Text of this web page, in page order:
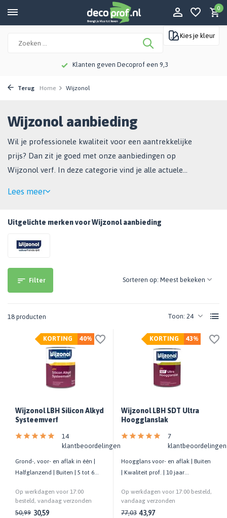
0
Kies je kleur
Meer dan 115 jaar kennis en ervaring
Terug Home Wijzonol
Wijzonol aanbieding
Wil je professionele kwaliteit voor een aantrekkelijke
prijs? Dan zit je goed met onze aanbiedingen op
Wijzonol verf. In deze categorie vind je alle actuele
Lees meer
Uitgelichte merken voor Wijzonol aanbieding
Filter
18 producten Toon:
Sorteren op:
40%
KORTING
Wijzonol LBH Silicon Alkyd
Systeemverf
14
klantbeoordelingen
Grond-, voor- en aflak in één |
Halfglanzend | Buiten | 5 tot 6
Op werkdagen voor 17:00
besteld, vandaag verzonden
50,99 30,59
43%
KORTING
Wijzonol LBH SDT Ultra
Hoogglanslak
7
klantbeoordelingen
Hoogglans voor- en aflak | Buiten
| Kwaliteit prof. | 10 jaar
Op werkdagen voor 17:00 besteld,
vandaag verzonden
77,03 43,97